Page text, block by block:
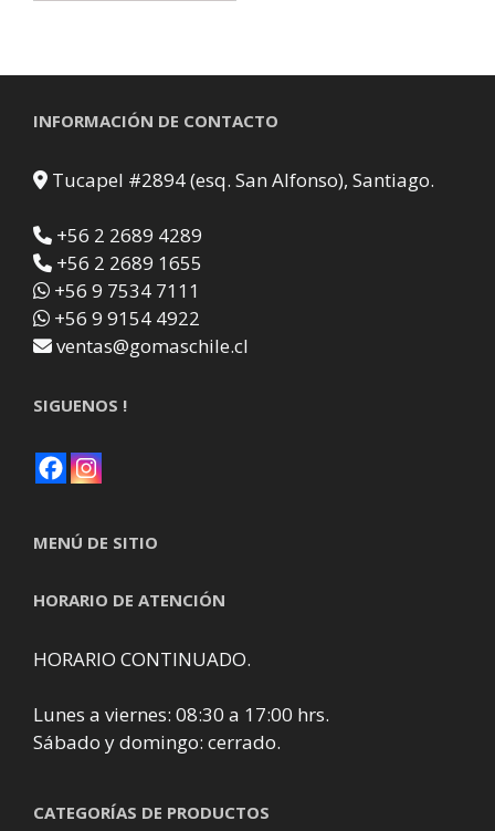
INFORMACIÓN DE CONTACTO
Tucapel #2894 (esq. San Alfonso), Santiago.
+56 2 2689 4289
+56 2 2689 1655
+56 9 7534 7111
+56 9 9154 4922
ventas@gomaschile.cl
SIGUENOS !
MENÚ DE SITIO
HORARIO DE ATENCIÓN
HORARIO CONTINUADO.
Lunes a viernes: 08:30 a 17:00 hrs.
Sábado y domingo: cerrado.
CATEGORÍAS DE PRODUCTOS